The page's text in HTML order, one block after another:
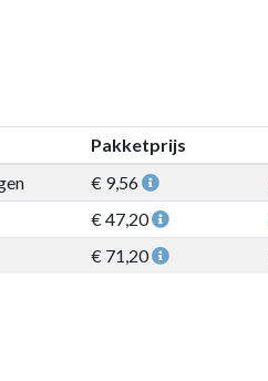
Pakketprijs
€ 9,56
€ 47,20
€ 71,20